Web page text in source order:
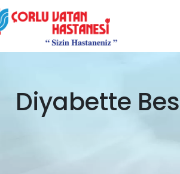
Diyabette